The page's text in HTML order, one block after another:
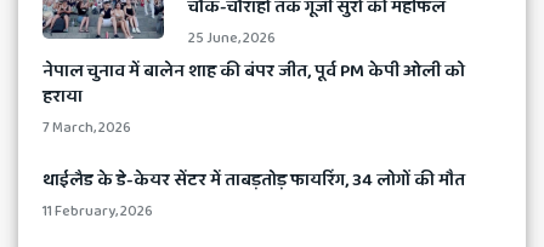
चौक-चौराहों तक गूंजी सुरों की महफिल
25 June, 2026
​नेपाल चुनाव में बालेन शाह की बंपर जीत, पूर्व PM केपी ओली को
हराया
7 March, 2026
​थाईलैड के डे-केयर सेंटर में ताबड़तोड़ फायरिंग, 34 लोगों की मौत
11 February, 2026